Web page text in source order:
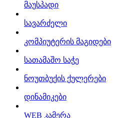
მაუსპადი
სავარძელი
კომპიუტერის მაგიდები
სათამაშო საჭე
ნოუთბუქის ქულერები
დინამიკები
WEB კამერა